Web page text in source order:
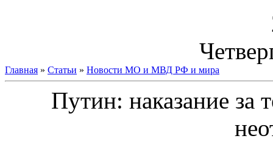
Главная » Статьи » Новости МО и МВД РФ и мира
Путин: наказание за